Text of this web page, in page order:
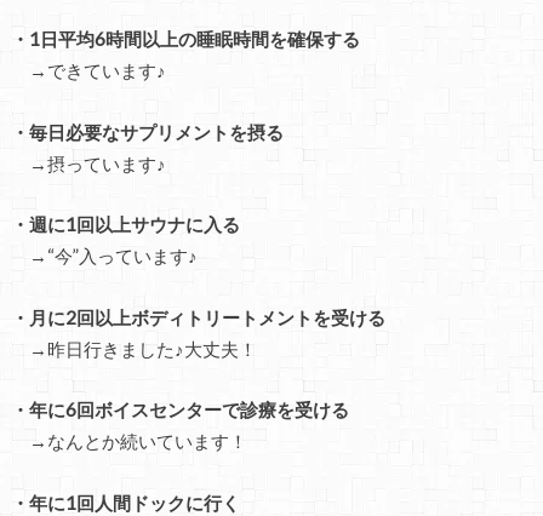
・1日平均6時間以上の睡眠時間を確保する
→できています♪
・毎日必要なサプリメントを摂る
→摂っています♪
・週に1回以上サウナに入る
→“今”入っています♪
・月に2回以上ボディトリートメントを受ける
→昨日行きました♪大丈夫！
・年に6回ボイスセンターで診療を受ける
→なんとか続いています！
・年に1回人間ドックに行く